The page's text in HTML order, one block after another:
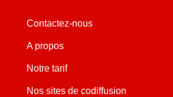
Contactez-nous
A propos
Notre tarif
Nos sites de codiffusion